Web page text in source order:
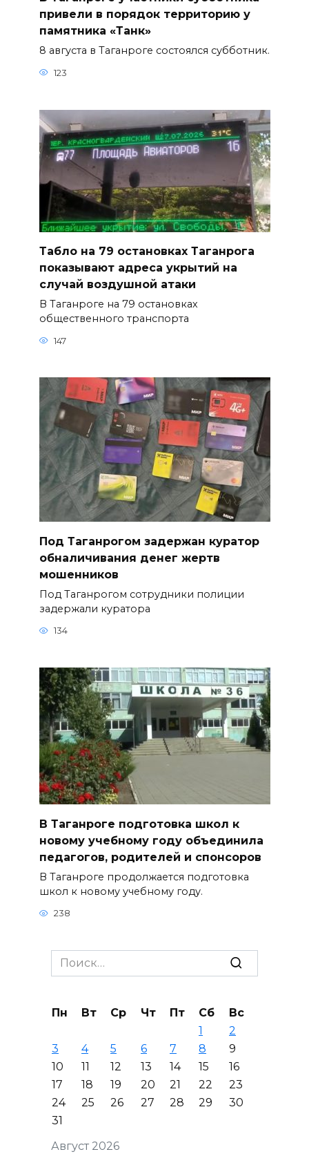
привели в порядок территорию у
памятника «Танк»
8 августа в Таганроге состоялся субботник.
123
Табло на 79 остановках Таганрога
показывают адреса укрытий на
случай воздушной атаки
В Таганроге на 79 остановках
общественного транспорта
147
Под Таганрогом задержан куратор
обналичивания денег жертв
мошенников
Под Таганрогом сотрудники полиции
задержали куратора
134
В Таганроге подготовка школ к
новому учебному году объединила
педагогов, родителей и спонсоров
В Таганроге продолжается подготовка
школ к новому учебному году.
238
Search
for:
Август 2026
Пн Вт Ср Чт Пт Сб
Вс
1
2
3
4 5 6 7 8
9
10
11 12 13 14 15
16
17
18 19 20 21 22
23
24
25 26 27 28 29
30
31